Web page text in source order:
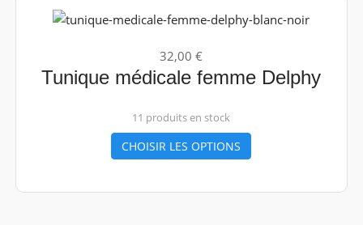
32,00 €
Tunique médicale femme Delphy
11 produits en stock
CHOISIR LES OPTIONS